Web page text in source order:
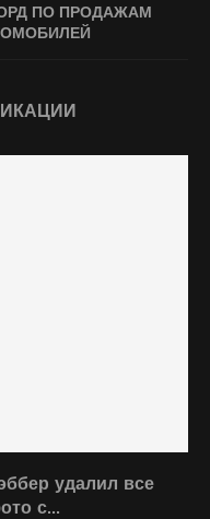
ПО ПРОДАЖАМ
удалил все
с...